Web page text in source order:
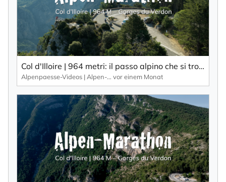
Col d'Illoire | 964 metri: il passo alpino che si trova sull'altopiano delle Gorges du Verdon, una gola profonda 700 metri.
Alpenpaesse-Videos | Alpen-Marathon vor einem Monat
NEWSLETTER ABONNIEREN ×
Vorname
Nachname
Ihre E-Mail-Adresse
Ich willige in den Empfang des Newsletters ein,